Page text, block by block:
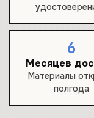
6
Месяцев
Материалы
полгода